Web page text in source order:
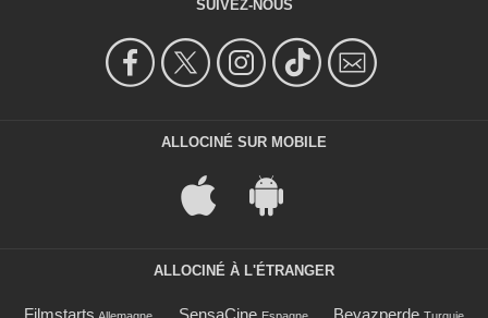
SUIVEZ-NOUS
ALLOCINÉ SUR MOBILE
ALLOCINÉ À L'ÉTRANGER